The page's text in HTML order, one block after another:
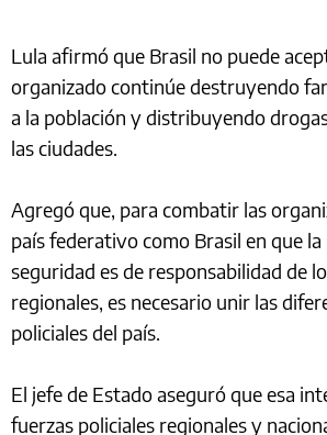
Lula afirmó que Brasil no puede
organizado continúe destruyendo
a la población y distribuyendo
las ciudades.
Agregó que, para combatir las
país federativo como Brasil en que
seguridad es de responsabilidad de
regionales, es necesario unir las
policiales del país.
El jefe de Estado aseguró que esa
fuerzas policiales regionales y